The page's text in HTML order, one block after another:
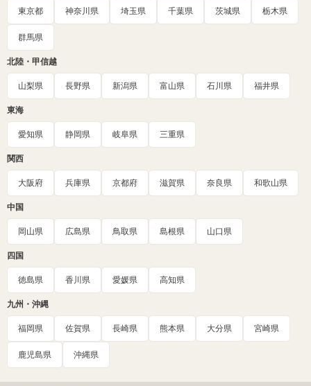
東京都 神奈川県 埼玉県 千葉県 茨城県 栃木県
群馬県
北陸・甲信越
山梨県 長野県 新潟県 富山県 石川県 福井県
東海
愛知県 静岡県 岐阜県 三重県
関西
大阪府 兵庫県 京都府 滋賀県 奈良県 和歌山県
中国
岡山県 広島県 鳥取県 島根県 山口県
四国
徳島県 香川県 愛媛県 高知県
九州・沖縄
福岡県 佐賀県 長崎県 熊本県 大分県 宮崎県
鹿児島県 沖縄県